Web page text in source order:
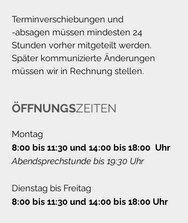
ÖFFNUNGSZEITEN
Montag
8:00 bis 11:30 und 14:00 bis 18:00 Uhr
Abendsprechstunde bis 19:30 Uhr
Dienstag bis Freitag
8:00 bis 11:30 und 14:00 bis 18:00 Uhr
​Terminverschiebungen und
-absagen müssen mindesten 24
Stunden vorher mitgeteilt werden.
Später kommunizierte Änderungen
müssen wir in Rechnung stellen.